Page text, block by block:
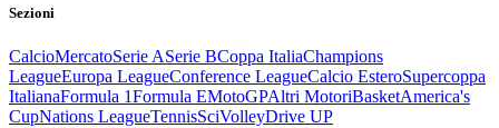
Sezioni
CalcioMercatoSerie ASerie BCoppa ItaliaChampions
LeagueEuropa LeagueConference LeagueCalcio EsteroSupercoppa
ItalianaFormula 1Formula EMotoGPAltri MotoriBasketAmerica's
CupNations LeagueTennisSciVolleyDrive UP